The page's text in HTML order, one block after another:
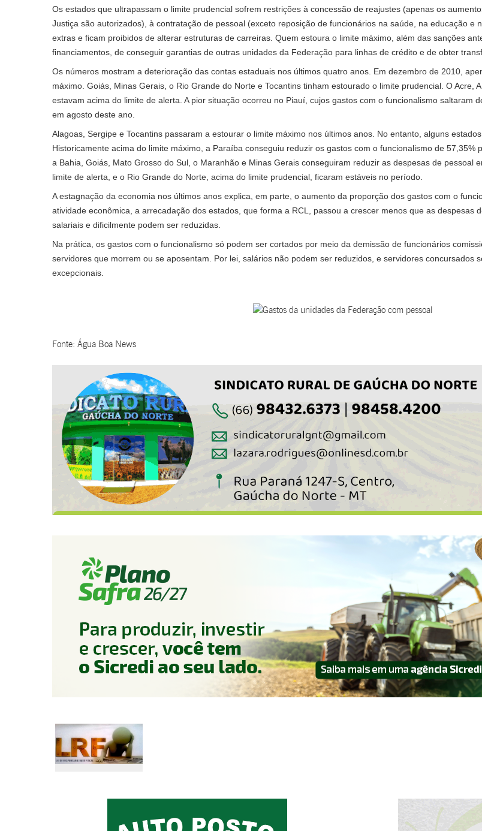
Os estados que ultrapassam o limite prudencial sofrem restrições à concessão de reajustes (apenas os
Justiça são autorizados), à contratação de pessoal (exceto reposição de funcionários na saúde, na educação e
extras e ficam proibidos de alterar estruturas de carreiras. Quem estoura o limite máximo, além das sanções
financiamentos, de conseguir garantias de outras unidades da Federação para linhas de crédito e de obter
Os números mostram a deterioração das contas estaduais nos últimos quatro anos. Em dezembro de 2010,
máximo. Goiás, Minas Gerais, o Rio Grande do Norte e Tocantins tinham estourado o limite prudencial. O Acre,
estavam acima do limite de alerta. A pior situação ocorreu no Piauí, cujos gastos com o funcionalismo saltaram
em agosto deste ano.
Alagoas, Sergipe e Tocantins passaram a estourar o limite máximo nos últimos anos. No entanto, alguns
Historicamente acima do limite máximo, a Paraíba conseguiu reduzir os gastos com o funcionalismo de 57,35%
a Bahia, Goiás, Mato Grosso do Sul, o Maranhão e Minas Gerais conseguiram reduzir as despesas de pessoal
limite de alerta, e o Rio Grande do Norte, acima do limite prudencial, ficaram estáveis no período.
A estagnação da economia nos últimos anos explica, em parte, o aumento da proporção dos gastos com o
atividade econômica, a arrecadação dos estados, que forma a RCL, passou a crescer menos que as despesas
salariais e dificilmente podem ser reduzidas.
Na prática, os gastos com o funcionalismo só podem ser cortados por meio da demissão de funcionários
servidores que morrem ou se aposentam. Por lei, salários não podem ser reduzidos, e servidores concursados
excepcionais.
Fonte: Água Boa News